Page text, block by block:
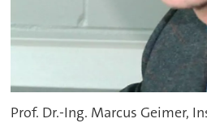
Prof. Dr.-Ing. Marcus Geimer,